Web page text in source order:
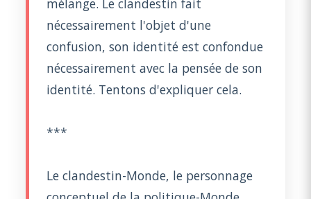
mélange. Le clandestin fait
nécessairement l'objet d'une
confusion, son identité est confondue
nécessairement avec la pensée de son
identité. Tentons d'expliquer cela.
***
Le clandestin-Monde, le personnage